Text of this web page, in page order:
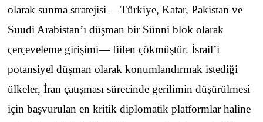
olarak sunma stratejisi —Türkiye, Katar, Pakistan ve
Suudi Arabistan’ı düşman bir Sünni blok olarak
çerçeveleme girişimi— fiilen çökmüştür. İsrail’i
potansiyel düşman olarak konumlandırmak istediği
ülkeler, İran çatışması sürecinde gerilimin düşürülmesi
için başvurulan en kritik diplomatik platformlar haline